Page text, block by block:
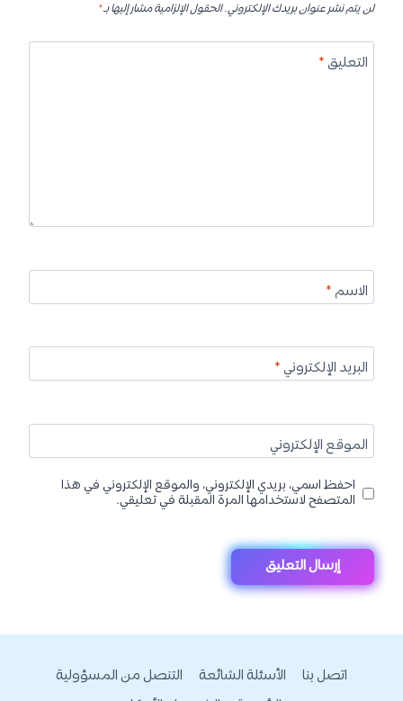
لن يتم نشر عنوان بريدك الإلكتروني.الحقول الإلزامية مشار إليها بـ*
التعليق*
الاسم*
البريد الإلكتروني*
الموقع الإلكتروني
احفظ اسمي، بريدي الإلكتروني، والموقع الإلكتروني في هذا
المتصفح لاستخدامها المرة المقبلة في تعليقي.
اتصل بنا الأسئلة الشائعة
التنصل من المسؤولية